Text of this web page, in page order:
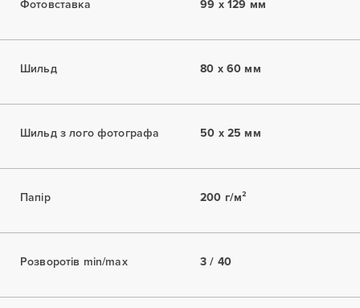
Фотовставка 99 x 129 мм
Шильд 80 x 60 мм
Шильд з лого фотографа 50 x 25 мм
Папір 200 г/м²
Розворотів min/max 3 / 40